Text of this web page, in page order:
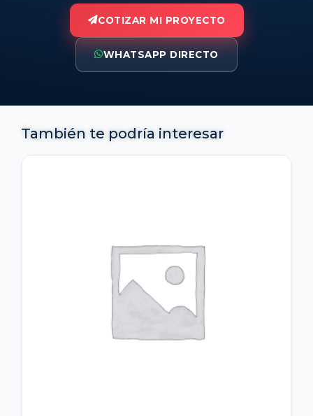
COTIZAR MI PROYECTO
WHATSAPP DIRECTO
También te podría interesar